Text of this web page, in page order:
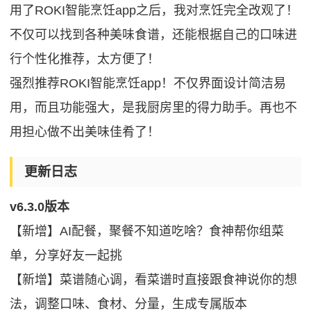
用了ROKI智能烹饪app之后，我对烹饪完全改观了！
不仅可以找到各种美味食谱，还能根据自己的口味进
行个性化推荐，太方便了！
强烈推荐ROKI智能烹饪app！不仅界面设计简洁易
用，而且功能强大，是我厨房里的得力助手。再也不
用担心做不出美味佳肴了！
更新日志
v6.3.0版本
【新增】AI配餐，聚餐不知道吃啥？食神帮你组菜
单，分享好友一起挑
【新增】菜谱随心调，看菜谱时直接跟食神说你的想
法，调整口味、食材、分量，生成专属版本